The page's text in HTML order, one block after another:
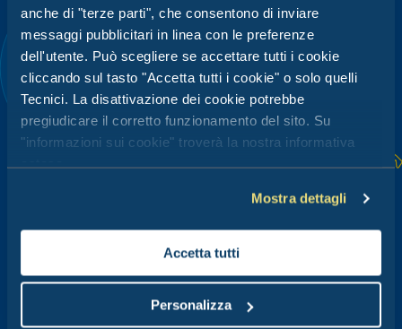
anche di "terze parti", che consentono di inviare
messaggi pubblicitari in linea con le preferenze
dell'utente. Può scegliere se accettare tutti i cookie
cliccando sul tasto "Accetta tutti i cookie" o solo quelli
Tecnici. La disattivazione dei cookie potrebbe
pregiudicare il corretto funzionamento del sito. Su
"informazioni sui cookie" troverà la nostra informativa
estesa.
Mostra dettagli
Accetta tutti
Personalizza